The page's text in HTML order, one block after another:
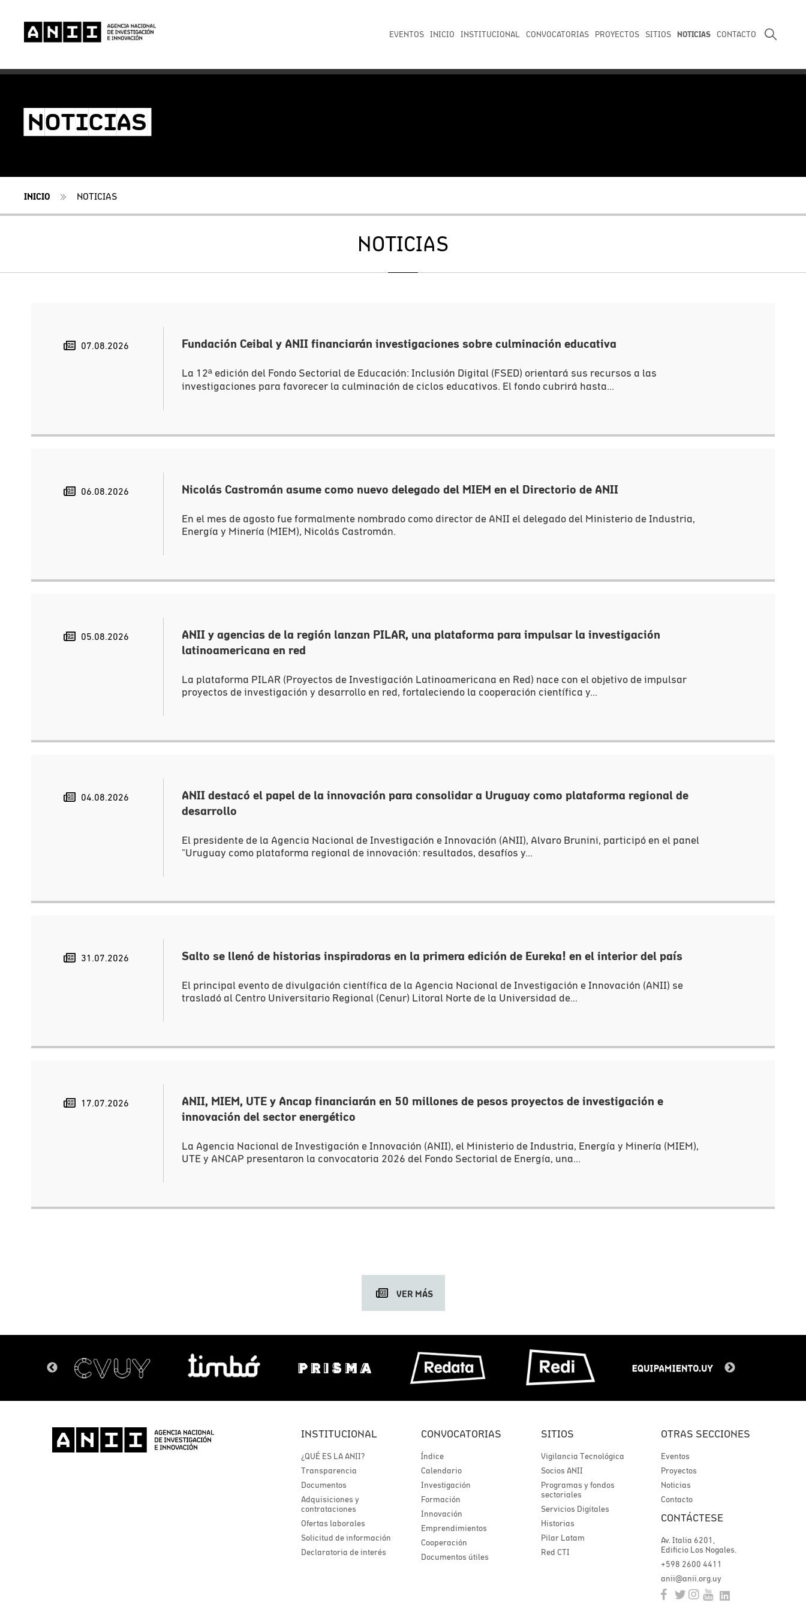
CONTACTO
NOTICIAS
SITIOS
PROYECTOS
CONVOCATORIAS
INSTITUCIONAL
INICIO
EVENTOS
-NOTICIAS-
INICIO NOTICIAS
NOTICIAS
07.08.2026 Fundación Ceibal y ANII financiarán investigaciones sobre culminación educativa
La 12ª edición del Fondo Sectorial de Educación: Inclusión Digital (FSED) orientará sus recursos a las
investigaciones para favorecer la culminación de ciclos educativos. El fondo cubrirá hasta...
06.08.2026 Nicolás Castromán asume como nuevo delegado del MIEM en el Directorio de ANII
En el mes de agosto fue formalmente nombrado como director de ANII el delegado del Ministerio de Industria,
Energía y Minería (MIEM), Nicolás Castromán.
05.08.2026
ANII y agencias de la región lanzan PILAR, una plataforma para impulsar la investigación
latinoamericana en red
La plataforma PILAR (Proyectos de Investigación Latinoamericana en Red) nace con el objetivo de impulsar
proyectos de investigación y desarrollo en red, fortaleciendo la cooperación científica y...
04.08.2026
ANII destacó el papel de la innovación para consolidar a Uruguay como plataforma regional de
desarrollo
El presidente de la Agencia Nacional de Investigación e Innovación (ANII), Alvaro Brunini, participó en el panel
"Uruguay como plataforma regional de innovación: resultados, desafíos y...
31.07.2026 Salto se llenó de historias inspiradoras en la primera edición de Eureka! en el interior del país
El principal evento de divulgación científica de la Agencia Nacional de Investigación e Innovación (ANII) se
trasladó al Centro Universitario Regional (Cenur) Litoral Norte de la Universidad de...
17.07.2026
ANII, MIEM, UTE y Ancap financiarán en 50 millones de pesos proyectos de investigación e
innovación del sector energético
La Agencia Nacional de Investigación e Innovación (ANII), el Ministerio de Industria, Energía y Minería (MIEM),
UTE y ANCAP presentaron la convocatoria 2026 del Fondo Sectorial de Energía, una...
VER MÁS
INSTITUCIONAL
¿QUÉ ES LA ANII?
Transparencia
Documentos
Adquisiciones y
contrataciones
Ofertas laborales
Solicitud de información
Declaratoria de interés
CONVOCATORIAS
Índice
Calendario
Investigación
Formación
Innovación
Emprendimientos
Cooperación
Documentos útiles
SITIOS
Vigilancia Tecnológica
Socios ANII
Programas y fondos
sectoriales
Servicios Digitales
Historias
Pilar Latam
Red CTI
OTRAS SECCIONES
Eventos
Proyectos
Noticias
Contacto
CONTÁCTESE
Av. Italia 6201,
Edificio Los Nogales.
+598 2600 4411
anii@anii.org.uy